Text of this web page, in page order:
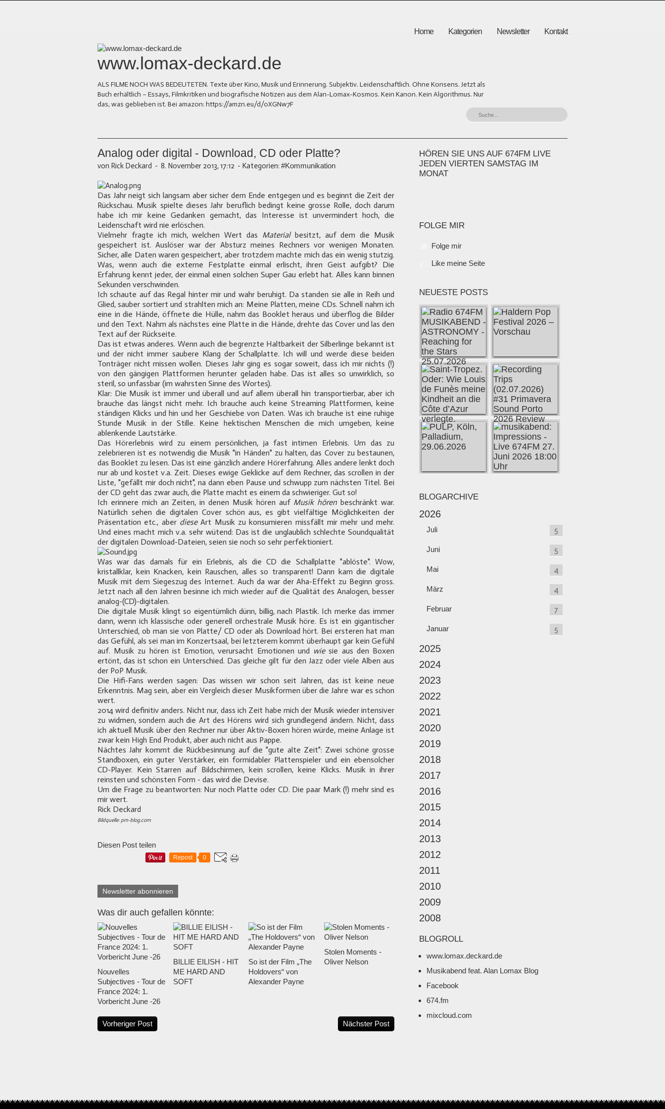
Home Kategorien Newsletter Kontakt
www.lomax-deckard.de
ALS FILME NOCH WAS BEDEUTETEN. Texte über Kino, Musik und Erinnerung. Subjektiv. Leidenschaftlich. Ohne Konsens. Jetzt als
Buch erhältlich – Essays, Filmkritiken und biografische Notizen aus dem Alan-Lomax-Kosmos. Kein Kanon. Kein Algorithmus. Nur
das, was geblieben ist. Bei amazon: https://amzn.eu/d/0XGNw7F
Analog oder digital - Download, CD oder Platte?
von Rick Deckard - 8. November 2013, 17:12 - Kategorien: #Kommunikation
Das Jahr neigt sich langsam aber sicher dem Ende entgegen und es beginnt die Zeit der
Rückschau. Musik spielte dieses Jahr beruflich bedingt keine grosse Rolle, doch darum
habe ich mir keine Gedanken gemacht, das Interesse ist unvermindert hoch, die
Leidenschaft wird nie erlöschen.
Vielmehr fragte ich mich, welchen Wert das Materialbesitzt, auf dem die Musik
gespeichert ist. Auslöser war der Absturz meines Rechners vor wenigen Monaten.
Sicher, alle Daten waren gespeichert, aber trotzdem machte mich das ein wenig stutzig.
Was, wenn auch die externe Festplatte einmal erlischt, ihren Geist aufgibt? Die
Erfahrung kennt jeder, der einmal einen solchen Super Gau erlebt hat. Alles kann binnen
Sekunden verschwinden.
Ich schaute auf das Regal hinter mir und wahr beruhigt. Da standen sie alle in Reih und
Glied, sauber sortiert und strahlten mich an: Meine Platten, meine CDs. Schnell nahm ich
eine in die Hände, öffnete die Hülle, nahm das Booklet heraus und überflog die Bilder
und den Text. Nahm als nächstes eine Platte in die Hände, drehte das Cover und las den
Text auf der Rückseite.
Das ist etwas anderes. Wenn auch die begrenzte Haltbarkeit der Silberlinge bekannt ist
und der nicht immer saubere Klang der Schallplatte. Ich will und werde diese beiden
Tonträger nicht missen wollen. Dieses Jahr ging es sogar soweit, dass ich mir nichts (!)
von den gängigen Plattformen herunter geladen habe. Das ist alles so unwirklich, so
steril, so unfassbar (im wahrsten Sinne des Wortes).
Klar: Die Musik ist immer und überall und auf allem überall hin transportierbar, aber ich
brauche das längst nicht mehr. Ich brauche auch keine Streaming Plattformen, keine
ständigen Klicks und hin und her Geschiebe von Daten. Was ich brauche ist eine ruhige
Stunde Musik in der Stille. Keine hektischen Menschen die mich umgeben, keine
ablenkende Lautstärke.
Das Hörerlebnis wird zu einem persönlichen, ja fast intimen Erlebnis. Um das zu
zelebrieren ist es notwendig die Musik "in Händen" zu halten, das Cover zu bestaunen,
das Booklet zu lesen. Das ist eine gänzlich andere Hörerfahrung. Alles andere lenkt doch
nur ab und kostet v.a. Zeit. Dieses ewige Geklicke auf dem Rechner, das scrollen in der
Liste, "gefällt mir doch nicht", na dann eben Pause und schwupp zum nächsten Titel. Bei
der CD geht das zwar auch, die Platte macht es einem da schwieriger. Gut so!
Ich erinnere mich an Zeiten, in denen Musik hören auf Musik hörenbeschränkt war.
Natürlich sehen die digitalen Cover schön aus, es gibt vielfältige Möglichkeiten der
Präsentation etc., aber dieseArt Musik zu konsumieren missfällt mir mehr und mehr.
Und eines macht mich v.a. sehr wütend: Das ist die unglaublich schlechte Soundqualität
der digitalen Download-Dateien, seien sie noch so sehr perfektioniert.
Was war das damals für ein Erlebnis, als die CD die Schallplatte "ablöste". Wow,
kristallklar, kein Knacken, kein Rauschen, alles so transparent! Dann kam die digitale
Musik mit dem Siegeszug des Internet. Auch da war der Aha-Effekt zu Beginn gross.
Jetzt nach all den Jahren besinne ich mich wieder auf die Qualität des Analogen, besser
analog-(CD)-digitalen.
Die digitale Musik klingt so eigentümlich dünn, billig, nach Plastik. Ich merke das immer
dann, wenn ich klassische oder generell orchestrale Musik höre. Es ist ein gigantischer
Unterschied, ob man sie von Platte/ CD oder als Download hört. Bei ersteren hat man
das Gefühl, als sei man im Konzertsaal, bei letzterem kommt überhaupt gar kein Gefühl
auf. Musik zu hören ist Emotion, verursacht Emotionen und wiesie aus den Boxen
ertönt, das ist schon ein Unterschied. Das gleiche gilt für den Jazz oder viele Alben aus
der PoP Musik.
Die Hifi-Fans werden sagen: Das wissen wir schon seit Jahren, das ist keine neue
Erkenntnis. Mag sein, aber ein Vergleich dieser Musikformen über die Jahre war es schon
wert.
2014 wird definitiv anders. Nicht nur, dass ich Zeit habe mich der Musik wieder intensiver
zu widmen, sondern auch die Art des Hörens wird sich grundlegend ändern. Nicht, dass
ich aktuell Musik über den Rechner nur über Aktiv-Boxen hören würde, meine Anlage ist
zwar kein High End Produkt, aber auch nicht aus Pappe.
Nächtes Jahr kommt die Rückbesinnung auf die "gute alte Zeit": Zwei schöne grosse
Standboxen, ein guter Verstärker, ein formidabler Plattenspieler und ein ebensolcher
CD-Player. Kein Starren auf Bildschirmen, kein scrollen, keine Klicks. Musik in ihrer
reinsten und schönsten Form - das wird die Devise.
Um die Frage zu beantworten: Nur noch Platte oder CD. Die paar Mark (!) mehr sind es
mir wert.
Rick Deckard
Bildquelle: pm-blog.com
Diesen Post teilen
Repost 0
Newsletter abonnieren
Was dir auch gefallen könnte:
Nouvelles
Subjectives - Tour de
France 2024: 1.
Vorbericht June -26
BILLIE EILISH - HIT
ME HARD AND
SOFT
So ist der Film „The
Holdovers“ von
Alexander Payne
Stolen Moments -
Oliver Nelson
Vorheriger Post Nächster Post
HÖREN SIE UNS AUF 674FM LIVE
JEDEN VIERTEN SAMSTAG IM
MONAT
FOLGE MIR
Folge mir
Like meine Seite
NEUESTE POSTS
BLOGARCHIVE
2026
Juli 5
Juni 5
Mai 4
März 4
Februar 7
Januar 5
2025
2024
2023
2022
2021
2020
2019
2018
2017
2016
2015
2014
2013
2012
2011
2010
2009
2008
BLOGROLL
www.lomax.deckard.de
Musikabend feat. Alan Lomax Blog
Facebook
674.fm
mixcloud.com